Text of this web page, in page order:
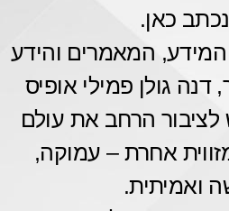
כאן.
המאמרים והידע
גולן פמילי אופיס
הרחב את עולם
אחרת – עמוקה,
ואמיתית.